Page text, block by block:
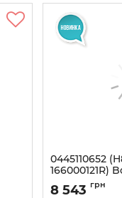
0445110652
166000121R)
Рено Кенго
Артикул:
8 543 грн